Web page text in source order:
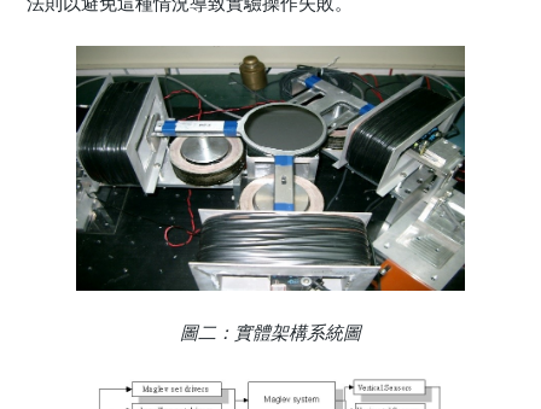
圖二：實體架構系統圖